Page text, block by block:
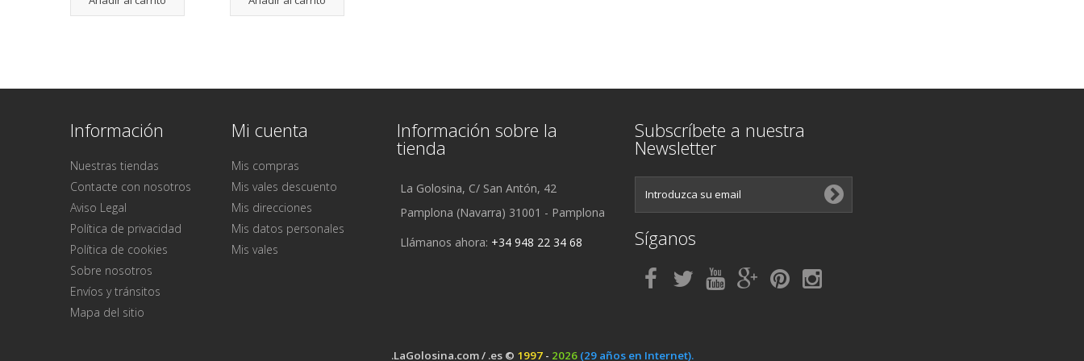
Información
Nuestras tiendas
Contacte con nosotros
Aviso Legal
Política de privacidad
Política de cookies
Sobre nosotros
Envíos y tránsitos
Mapa del sitio
Mi cuenta
Mis compras
Mis vales descuento
Mis direcciones
Mis datos personales
Mis vales
Información sobre la
tienda
La Golosina, C/ San Antón, 42
Pamplona (Navarra) 31001 - Pamplona
Llámanos ahora: +34 948 22 34 68
Subscríbete a nuestra
Newsletter
Síganos
.LaGolosina.com / .es © 1997- 2026 (29 años en Internet).